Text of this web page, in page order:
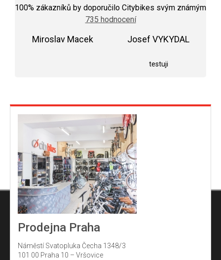
hodnocení
obchodu
je
100% zákazníků by doporučilo Citybikes svým známým
735 hodnocení
Miroslav Macek Josef VYKYDAL
testuji
Prodejna Praha
Náměstí Svatopluka Čecha 1348/3
101 00 Praha 10 – Vršovice